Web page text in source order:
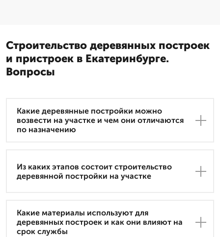
Строительство деревянных построек
и пристроек в Екатеринбурге.
Вопросы
Какие деревянные постройки можно
возвести на участке и чем они отличаются
по назначению
Из каких этапов состоит строительство
деревянной постройки на участке
Какие материалы используют для
деревянных построек и как они влияют на
срок службы